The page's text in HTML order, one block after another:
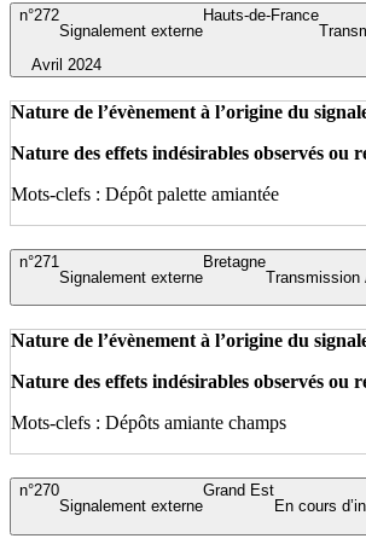
Avril 2024
Hauts-de-France
Signalement externe
n°272
Nature de l’évènement à l’origine du
Nature des effets indésirables observés ou
Mots-clefs : Dépôt palette amiantée
Transmission
Bretagne
Signalement externe
n°271
Nature de l’évènement à l’origine du
Nature des effets indésirables observés ou
Mots-clefs : Dépôts amiante champs
En cours
Grand Est
Signalement externe
n°270